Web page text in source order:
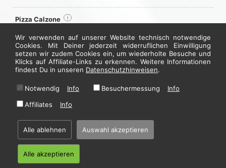
Pizza Calzone i
• enthällt Formfleisch
in Ø 28 cm
12,50 €*
in Ø 32 cm
14,50 €*
Informationen zu Inhalts- und Zusatzstoffen finden Sie unter
Home·Impressum
Wir verwenden auf unserer Website technisch notwendige
Cookies. Mit Deiner jederzeit widerruflichen Einwilligung
setzen wir zudem Cookies ein, um wiederholte Besuche und
Klicks auf Affiliate-Links zu erkennen. Weitere Informationen
findest Du in unseren Datenschutzhinweisen.
Notwendig Info Besuchermessung
Info
Affiliates
Info
Alle ablehnen Auswahl akzeptieren
Alle akzeptieren